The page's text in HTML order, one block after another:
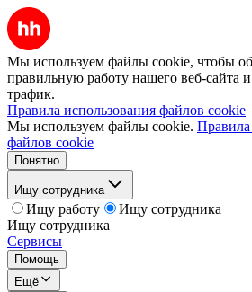
Мы используем файлы cookie, чтобы
правильную работу нашего веб-сайта и
трафик.
Правила использования файлов cookie
Мы используем файлы cookie. Правила
файлов cookie
Понятно
Ищу сотрудника
Ищу работу
Ищу сотрудника
Ищу сотрудника
Сервисы
Помощь
Ещё